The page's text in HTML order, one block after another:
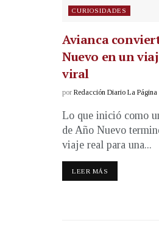
CURIOSIDADES
Avianca
Nuevo en un
viral
por Redacción Diario La Página
Lo que inició como
de Año Nuevo
viaje real para una...
LEER MÁS